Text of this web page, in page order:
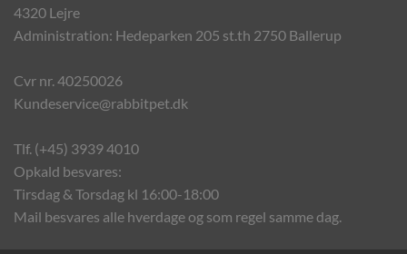
4320 Lejre
Administration: Hedeparken 205 st.th 2750 Ballerup
Cvr nr. 40250026
Kundeservice@rabbitpet.dk
Tlf. (+45) 3939 4010
Opkald besvares:
Tirsdag & Torsdag kl 16:00-18:00
Mail besvares alle hverdage og som regel samme dag.